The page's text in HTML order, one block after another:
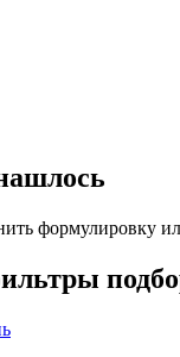
формулировку